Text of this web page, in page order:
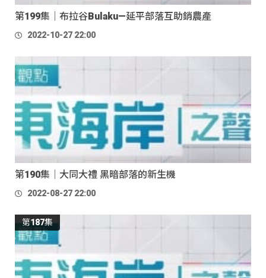
第199集｜布拉谷Bulaku—延平部落互助銷農產
2022-10-27 22:00
第190集｜大同大禮 黑暗部落的新生機
2022-08-27 22:00
第187集